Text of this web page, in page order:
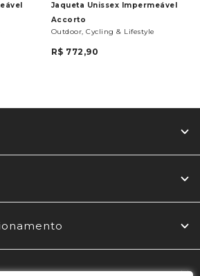
Jaqueta Unissex Impermeável
Accorto
Outdoor, Cycling & Lifestyle
R$ 772,90